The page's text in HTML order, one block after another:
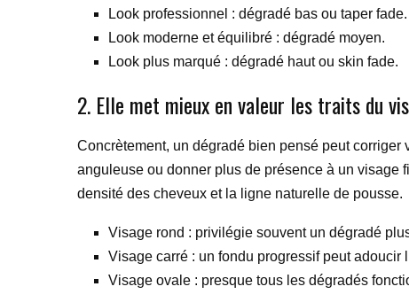
Look professionnel : dégradé bas ou taper fade.
Look moderne et équilibré : dégradé moyen.
Look plus marqué : dégradé haut ou skin fade.
2. Elle met mieux en valeur les traits du
Concrètement, un dégradé bien pensé peut
anguleuse ou donner plus de présence à un visage
densité des cheveux et la ligne naturelle de pousse.
Visage rond : privilégie souvent un dégradé
Visage carré : un fondu progressif peut adoucir
Visage ovale : presque tous les dégradés